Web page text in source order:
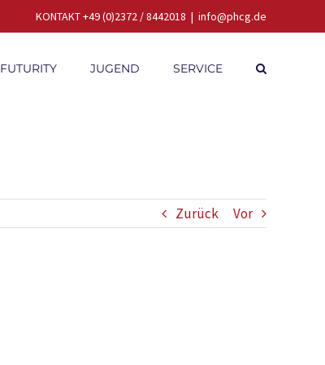
KONTAKT +49 (0)2372 / 8442018 | info@phcg.de
FUTURITY JUGEND SERVICE
Zurück Vor